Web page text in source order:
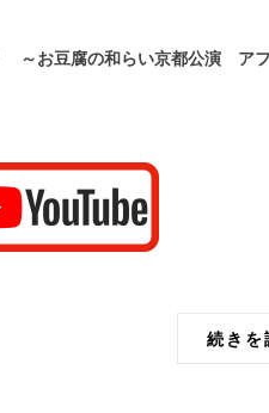
～お豆腐の和らい京都公演 ア
続きを